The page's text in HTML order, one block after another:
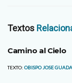
Textos
Camino al Cielo
TEXTO: OBISPO JOSE